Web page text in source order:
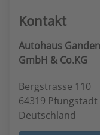
Kontakt
Autohaus
GmbH & Co.KG
Bergstrasse 110
64319 Pfungstadt
Deutschland